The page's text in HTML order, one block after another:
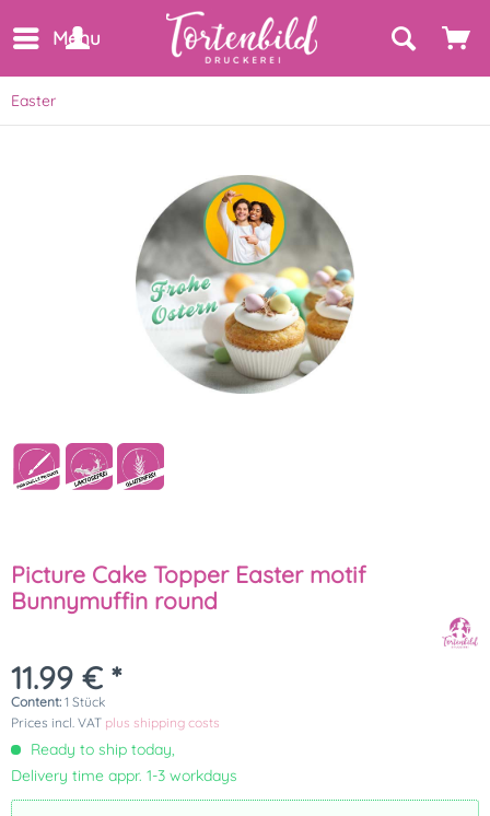
Menu
Easter
Picture Cake Topper Easter motif
Bunnymuffin round
11.99 € *
Content: 1 Stück
Prices incl. VAT plus shipping costs
Ready to ship today,
Delivery time appr. 1-3 workdays